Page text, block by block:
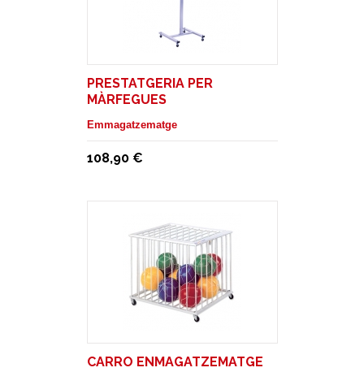
PRESTATGERIA PER
MÀRFEGUES
Emmagatzematge
108,90 €
CARRO ENMAGATZEMATGE